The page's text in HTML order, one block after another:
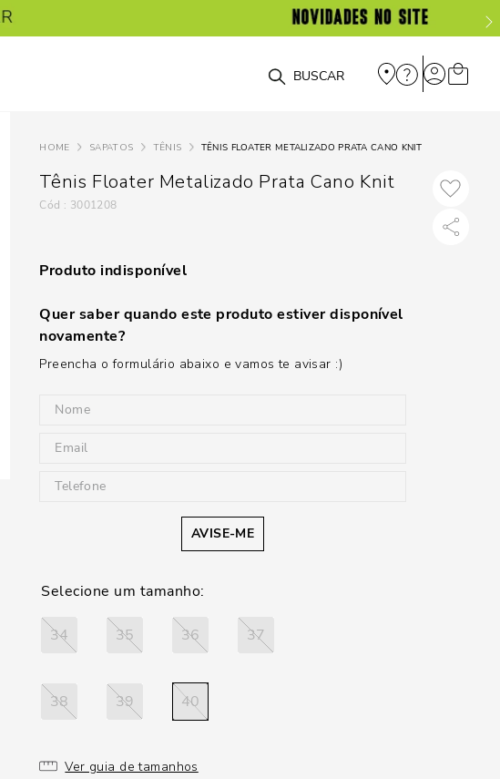
O que você está procurando?
SAPATOS TÊNIS TÊNIS FLOATER METALIZADO PRATA CANO KNIT
Tênis Floater Metalizado Prata Cano Knit
: 3001208
Produto indisponível
Quer saber quando este produto estiver disponível
novamente?
Preencha o formulário abaixo e vamos te avisar :)
AVISE-ME
34 35 36 37
38 39 40
Ver guia de tamanhos